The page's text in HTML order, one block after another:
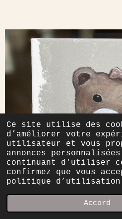
Ce site utilise des
d’améliorer votre
utilisateur et vous
annonces
continuant d'utiliser
confirmez que vous
politique d’utilisation
Accord